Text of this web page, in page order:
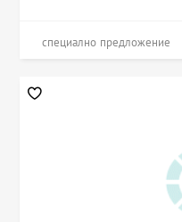
специално предложение